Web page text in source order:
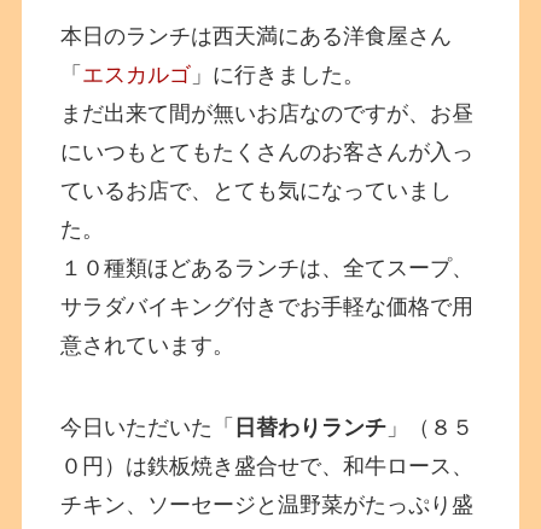
本日のランチは西天満にある洋食屋さん
「 エスカルゴ 」に行きました。
まだ出来て間が無いお店なのですが、お昼
にいつもとてもたくさんのお客さんが入っ
ているお店で、とても気になっていまし
た。
１０種類ほどあるランチは、全てスープ、
サラダバイキング付きでお手軽な価格で用
意されています。
今日いただいた「 日替わりランチ 」（８５
０円）は鉄板焼き盛合せで、和牛ロース、
チキン、ソーセージと温野菜がたっぷり盛